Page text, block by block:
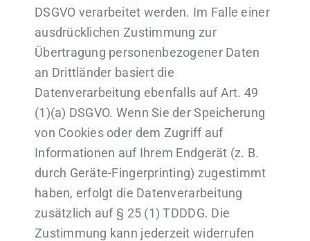
DSGVO verarbeitet werden. Im Falle einer
ausdrücklichen Zustimmung zur
Übertragung personenbezogener Daten
an Drittländer basiert die
Datenverarbeitung ebenfalls auf Art. 49
(1)(a) DSGVO. Wenn Sie der Speicherung
von Cookies oder dem Zugriff auf
Informationen auf Ihrem Endgerät (z. B.
durch Geräte-Fingerprinting) zugestimmt
haben, erfolgt die Datenverarbeitung
zusätzlich auf § 25 (1) TDDDG. Die
Zustimmung kann jederzeit widerrufen